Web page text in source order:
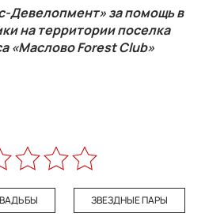
Девелопмент» за помощь в
на территории поселка
«Маслово Forest Club»
ЗВЕЗДНЫЕ ПАРЫ